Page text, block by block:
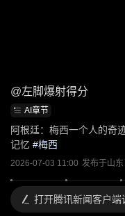
@左脚爆射得分
AI章节
阿根廷：梅西一个人的奇
记忆 #梅西
2026-07-03 11:00 发布于山东
打开腾讯新闻客户端